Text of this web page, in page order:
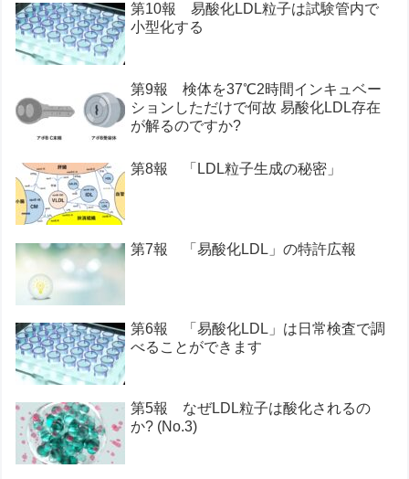
第10報 易酸化LDL粒子は試験管内で
小型化する
第9報 検体を37℃2時間インキュベー
ションしただけで何故 易酸化LDL存在
が解るのですか?
第8報 「LDL粒子生成の秘密」
第7報 「易酸化LDL」の特許広報
第6報 「易酸化LDL」は日常検査で調
べることができます
第5報 なぜLDL粒子は酸化されるの
か? (No.3)